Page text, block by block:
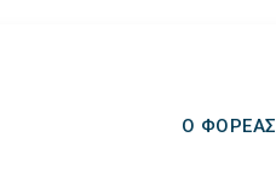
Ο ΦΟΡΕΑΣ